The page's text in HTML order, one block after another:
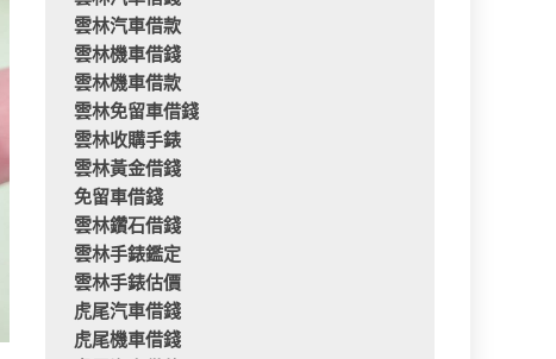
雲林汽車借款
雲林機車借錢
雲林機車借款
雲林免留車借錢
雲林收購手錶
雲林黃金借錢
免留車借錢
雲林鑽石借錢
雲林手錶鑑定
雲林手錶估價
虎尾汽車借錢
虎尾機車借錢